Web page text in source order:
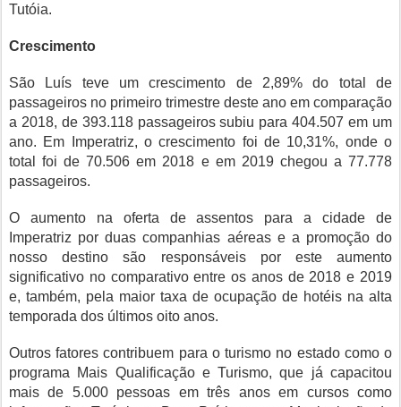
Tutóia.
Crescimento
São Luís teve um crescimento de 2,89% do total de
passageiros no primeiro trimestre deste ano em comparação
a 2018, de 393.118 passageiros subiu para 404.507 em um
ano. Em Imperatriz, o crescimento foi de 10,31%, onde o
total foi de 70.506 em 2018 e em 2019 chegou a 77.778
passageiros.
O aumento na oferta de assentos para a cidade de
Imperatriz por duas companhias aéreas e a promoção do
nosso destino são responsáveis por este aumento
significativo no comparativo entre os anos de 2018 e 2019
e, também, pela maior taxa de ocupação de hotéis na alta
temporada dos últimos oito anos.
Outros fatores contribuem para o turismo no estado como o
programa Mais Qualificação e Turismo, que já capacitou
mais de 5.000 pessoas em três anos em cursos como